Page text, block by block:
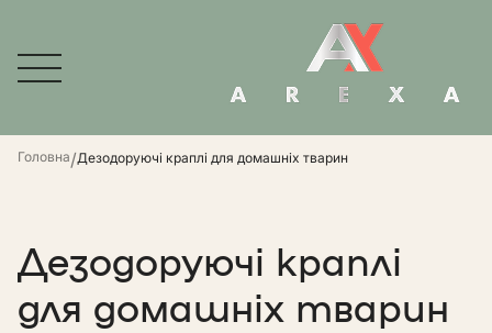
Головна/Дезодоруючі краплі для домашніх тварин
Дезодоруючі краплі
для домашніх тварин